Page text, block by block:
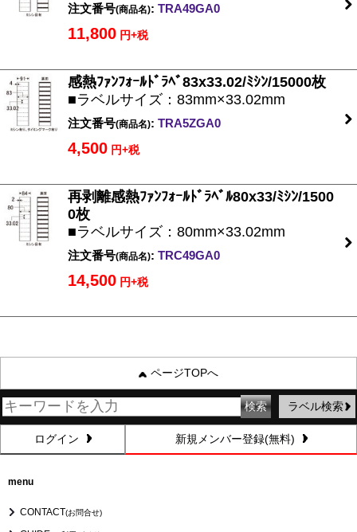
注文番号(商品名): TRA49GA0
11,800 円+税
感熱ﾌｧﾝﾌｫｰﾙﾄﾞﾗﾍﾞ83x33.02/ﾐｼﾝ/15000枚
■ラベルサイズ：83mm×33.02mm
注文番号(商品名): TRA5ZGA0
4,500 円+税
再剥離感熱ﾌｧﾝﾌｫｰﾙﾄﾞﾗﾍﾞﾙ80x33/ﾐｼﾝ/1500
0枚
■ラベルサイズ：80mm×33.02mm
注文番号(商品名): TRC49GA0
14,500 円+税
ページTOPへ
ラベル検索
ログイン 新規メンバー登録(無料)
menu
CONTACT(お問合せ)